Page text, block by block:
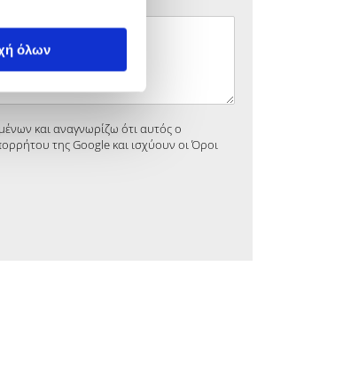
όλων
και αναγνωρίζω ότι αυτός ο
της Google και ισχύουν οι Όροι